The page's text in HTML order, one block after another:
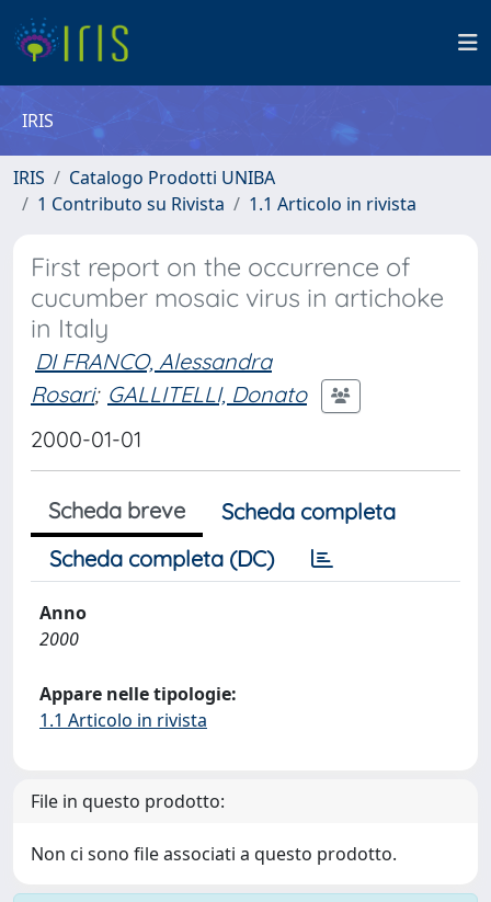
IRIS
IRIS
Catalogo Prodotti UNIBA
1 Contributo su Rivista
1.1 Articolo in rivista
First report on the occurrence of
cucumber mosaic virus in artichoke
in Italy
DI FRANCO, Alessandra
Rosari; GALLITELLI, Donato
2000-01-01
Scheda breve
Scheda completa
Scheda completa (DC)
Anno
2000
Appare nelle tipologie:
1.1 Articolo in rivista
File in questo prodotto:
Non ci sono file associati a questo prodotto.